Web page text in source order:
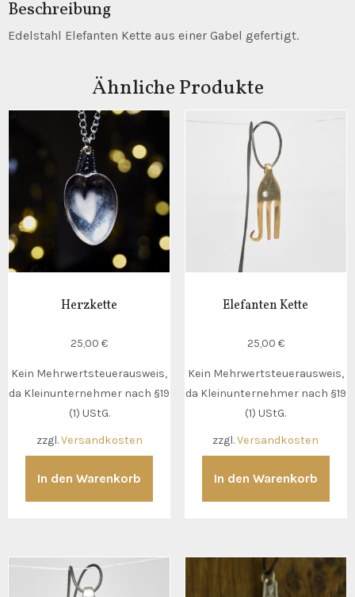
Beschreibung
Edelstahl Elefanten Kette aus einer Gabel gefertigt.
Ähnliche Produkte
Herzkette
25,00€
Kein Mehrwertsteuerausweis,
da Kleinunternehmer nach §19
(1) UStG.
zzgl.Versandkosten
In den Warenkorb
Elefanten Kette
25,00 €
Kein Mehrwertsteuerausweis,
da Kleinunternehmer nach §19
(1) UStG.
zzgl.Versandkosten
In den Warenkorb